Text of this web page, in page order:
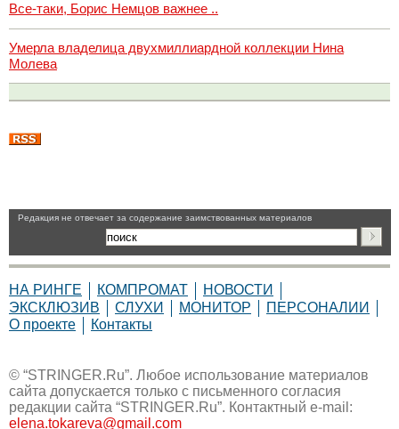
Все-таки, Борис Немцов важнее ..
Умерла владелица двухмиллиардной коллекции Нина
Молева
Pедакция не отвечает за содержание заимствованных материалов
НА РИНГЕ КОМПРОМАТ
НОВОСТИ
ЭКСКЛЮЗИВ
СЛУХИ МОНИТОР
ПЕРСОНАЛИИ
О проекте
Контакты
© “STRINGER.Ru”. Любое использование материалов
сайта допускается только с письменного согласия
редакции сайта “STRINGER.Ru”. Контактный e-mail:
elena.tokareva@gmail.com